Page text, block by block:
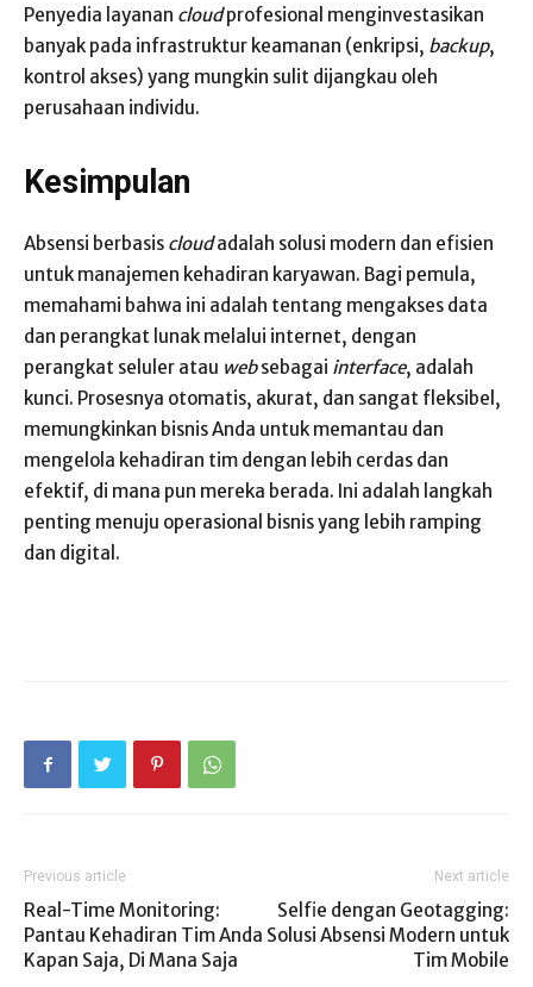
Penyedia layanan cloudprofesional menginvestasikan
banyak pada infrastruktur keamanan (enkripsi, backup,
kontrol akses) yang mungkin sulit dijangkau oleh
perusahaan individu.
Kesimpulan
Absensi berbasis cloudadalah solusi modern dan efisien
untuk manajemen kehadiran karyawan. Bagi pemula,
memahami bahwa ini adalah tentang mengakses data
dan perangkat lunak melalui internet, dengan
perangkat seluler atau websebagai interface, adalah
kunci. Prosesnya otomatis, akurat, dan sangat fleksibel,
memungkinkan bisnis Anda untuk memantau dan
mengelola kehadiran tim dengan lebih cerdas dan
efektif, di mana pun mereka berada. Ini adalah langkah
penting menuju operasional bisnis yang lebih ramping
dan digital.
Previous article
Real-Time Monitoring:
Pantau Kehadiran Tim Anda
Kapan Saja, Di Mana Saja
Next article
Selfie dengan Geotagging:
Solusi Absensi Modern untuk
Tim Mobile